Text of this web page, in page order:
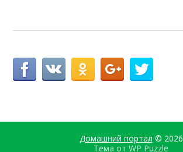
Домашний портал © 2026
Тема от WP Puzzle